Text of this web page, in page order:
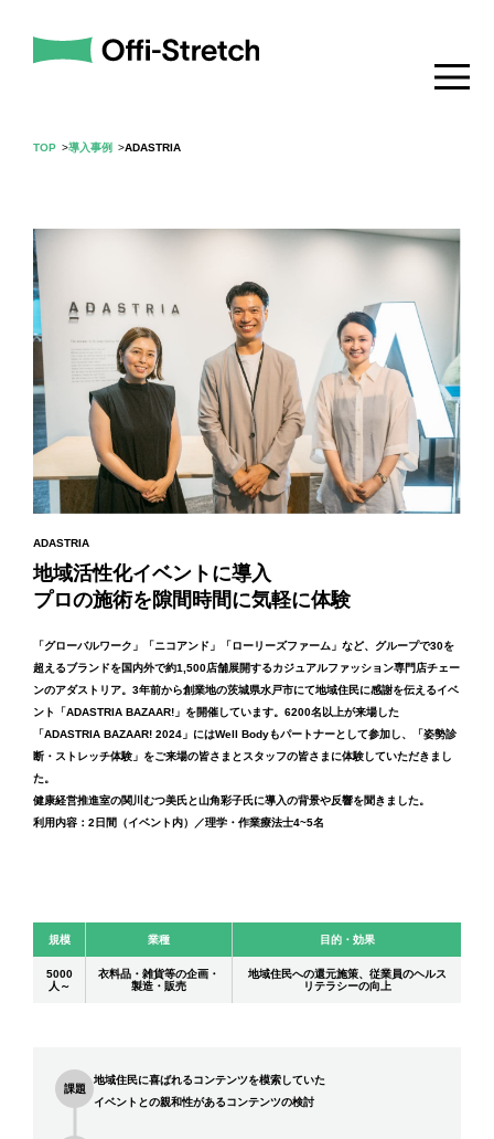
TOP 導入事例 ADASTRIA
ADASTRIA
地域活性化イベントに導入
プロの施術を隙間時間に気軽に体験
「グローバルワーク」「ニコアンド」「ローリーズファーム」など、グループで30を
超えるブランドを国内外で約1,500店舗展開するカジュアルファッション専門店チェー
ンのアダストリア。3年前から創業地の茨城県水戸市にて地域住民に感謝を伝えるイベ
ント「ADASTRIA BAZAAR!」を開催しています。6200名以上が来場した
「ADASTRIA BAZAAR! 2024」にはWell Bodyもパートナーとして参加し、「姿勢診
断・ストレッチ体験」をご来場の皆さまとスタッフの皆さまに体験していただきまし
た。
健康経営推進室の関川むつ美氏と山角彩子氏に導入の背景や反響を聞きました。
利用内容：2日間（イベント内）／理学・作業療法士4~5名
規模 業種 目的・効果
5000
人～
衣料品・雑貨等の企画・
製造・販売
地域住民への還元施策、従業員のヘルス
リテラシーの向上
課題
地域住民に喜ばれるコンテンツを模索していた
イベントとの親和性があるコンテンツの検討